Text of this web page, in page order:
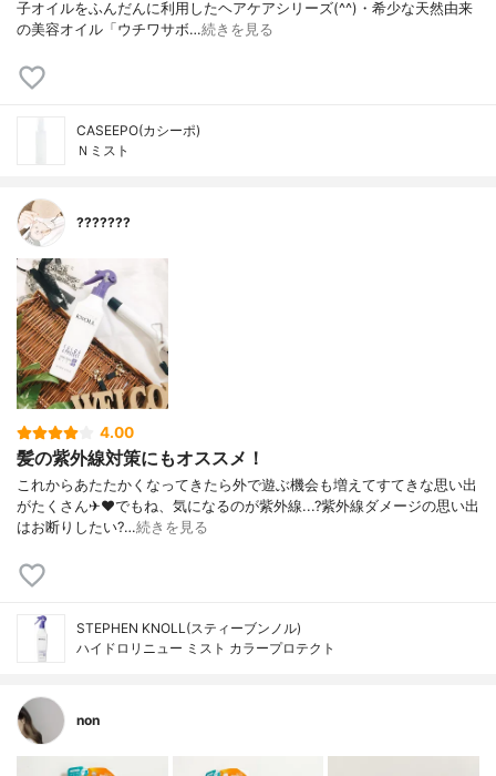
子オイルをふんだんに利用したヘアケアシリーズ(^^)・希少な天然由来
の美容オイル「ウチワサボ…続きを見る
CASEEPO(カシーポ)
Ｎミスト
???????
4.00
髪の紫外線対策にもオススメ！
これからあたたかくなってきたら外で遊ぶ機会も増えて すてきな思い出
がたくさん✈︎❤︎ でもね、気になるのが紫外線...? 紫外線ダメージの思い出
はお断りしたい?…続きを見る
STEPHEN KNOLL(スティーブンノル)
ハイドロリニュー ミスト カラープロテクト
non